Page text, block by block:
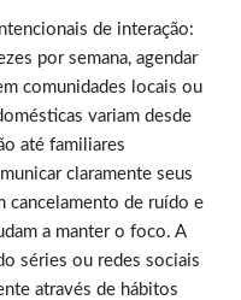
de interação:
por semana, agendar
comunidades locais ou
variam desde
até familiares
claramente seus
cancelamento de ruído e
a manter o foco. A
séries ou redes sociais
através de hábitos